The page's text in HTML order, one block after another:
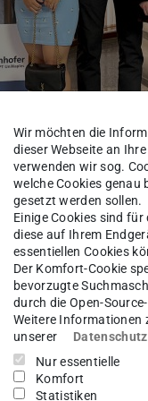
and
at the
19th
and
ideas to
Wir möchten die
dieser Webseite an
verwenden wir sog.
welche Cookies genau
gesetzt werden sollen.
Einige Cookies sind
diese auf Ihrem
essentiellen Cookies
Der Komfort-Cookie
bevorzugte
durch die Open-
Weitere Informationen
unserer
Nur essentielle
Komfort
Statistiken